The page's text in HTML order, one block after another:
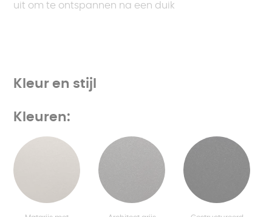
uit om te ontspannen na een duik
Kleur en stijl
Kleuren: